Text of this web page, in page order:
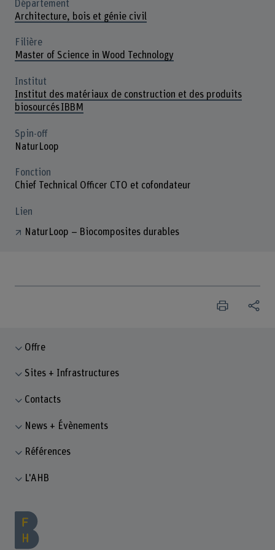
Département
Architecture, bois et génie civil
Filière
Master of Science in Wood Technology
Institut
Institut des matériaux de construction et des produits
biosourcés IBBM
Spin-off
NaturLoop
Fonction
Chief Technical Officer CTO et cofondateur
Lien
NaturLoop – Biocomposites durables
Offre
Sites + Infrastructures
Contacts
News + Évènements
Références
L'AHB